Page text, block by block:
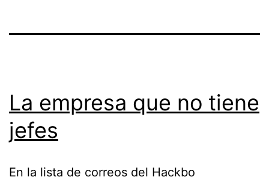
La empresa que no tiene
jefes
En la lista de correos del Hackbo